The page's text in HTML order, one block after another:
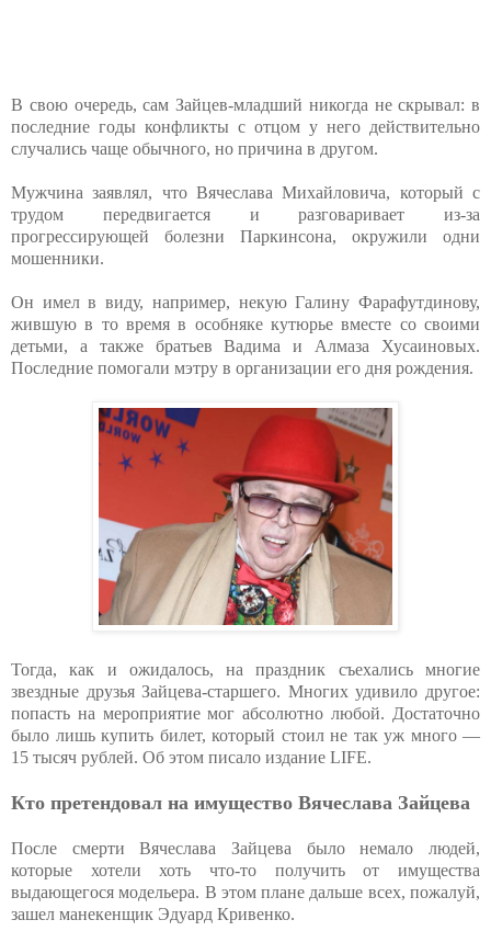
В свою очередь, сам Зайцев-младший никогда не скрывал: в
последние годы конфликты с отцом у него действительно
случались чаще обычного, но причина в другом.
Мужчина заявлял, что Вячеслава Михайловича, который с
трудом передвигается и разговаривает из-за
прогрессирующей болезни Паркинсона, окружили одни
мошенники.
Он имел в виду, например, некую Галину Фарафутдинову,
жившую в то время в особняке кутюрье вместе со своими
детьми, а также братьев Вадима и Алмаза Хусаиновых.
Последние помогали мэтру в организации его дня рождения.
Тогда, как и ожидалось, на праздник съехались многие
звездные друзья Зайцева-старшего. Многих удивило другое:
попасть на мероприятие мог абсолютно любой. Достаточно
было лишь купить билет, который стоил не так уж много —
15 тысяч рублей. Об этом писало издание LIFE.
Кто претендовал на имущество Вячеслава Зайцева
После смерти Вячеслава Зайцева было немало людей,
которые хотели хоть что-то получить от имущества
выдающегося модельера. В этом плане дальше всех, пожалуй,
зашел манекенщик Эдуард Кривенко.